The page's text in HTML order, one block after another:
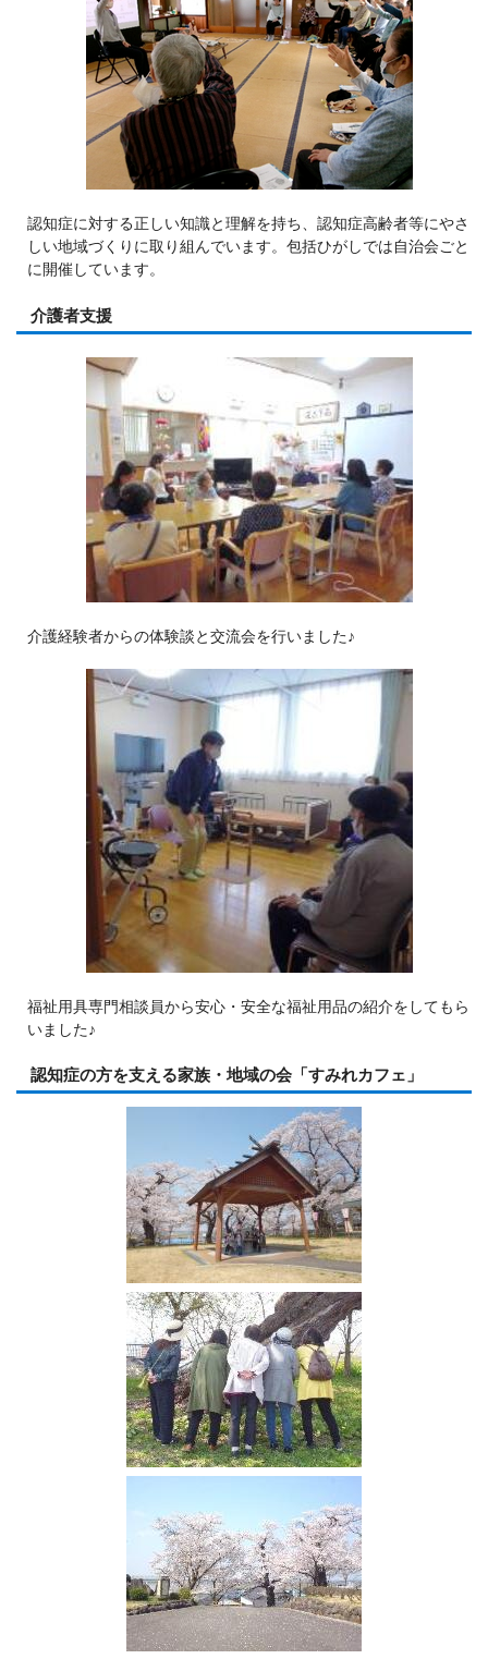
認知症に対する正しい知識と理解を持ち、認知症高齢者等にやさ
しい地域づくりに取り組んでいます。包括ひがしでは自治会ごと
に開催しています。
介護者支援
介護経験者からの体験談と交流会を行いました♪
福祉用具専門相談員から安心・安全な福祉用品の紹介をしてもら
いました♪
認知症の方を支える家族・地域の会「すみれカフェ」